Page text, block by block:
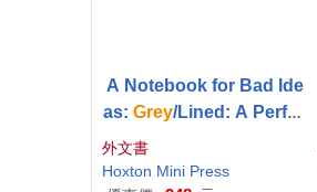
A Notebook for Bad Ide
as: Grey/Lined: A Perfec
t Notebook in Which to
Risk Imperfection
外文書
Hoxton Mini Press